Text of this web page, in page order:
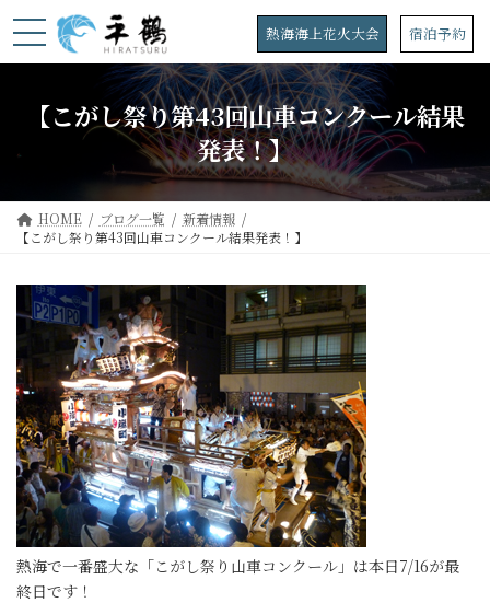
ン
プ
ビ
動
熱海海上花火大会 宿泊予約
【こがし祭り第43回山車コンクール結果
発表！】
HOME ブログ一覧
新着情報
【こがし祭り第43回山車コンクール結果発表！】
熱海で一番盛大な「こがし祭り山車コンクール」は本日7/16が最
終日です！